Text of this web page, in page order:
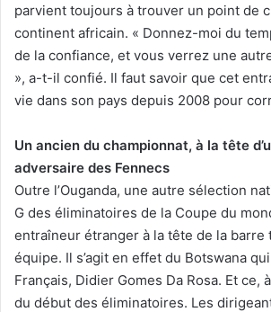
parvient toujours à trouver un point de
continent africain. « Donnez-moi du
de la confiance, et vous verrez une
», a-t-il confié. Il faut savoir que cet
vie dans son pays depuis 2008 pour
Un ancien du championnat, à la tête
adversaire des Fennecs
Outre l’Ouganda, une autre sélection
G des éliminatoires de la Coupe du
entraîneur étranger à la tête de la barre
équipe. Il s’agit en effet du Botswana
Français, Didier Gomes Da Rosa. Et ce,
du début des éliminatoires. Les